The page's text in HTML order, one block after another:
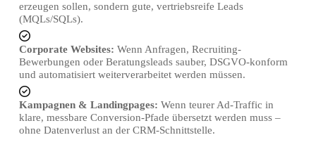
erzeugen sollen, sondern gute, vertriebsreife Leads
(MQLs/SQLs).
Corporate Websites: Wenn Anfragen, Recruiting-
Bewerbungen oder Beratungsleads sauber, DSGVO-konform
und automatisiert weiterverarbeitet werden müssen.
Kampagnen & Landingpages: Wenn teurer Ad-Traffic in
klare, messbare Conversion-Pfade übersetzt werden muss –
ohne Datenverlust an der CRM-Schnittstelle.